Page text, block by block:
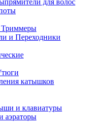
для волос
Триммеры
и Переходники
катышков
и клавиатуры
аэраторы